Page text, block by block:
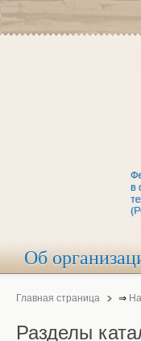
Об
Главная страница ⇒
Разделы